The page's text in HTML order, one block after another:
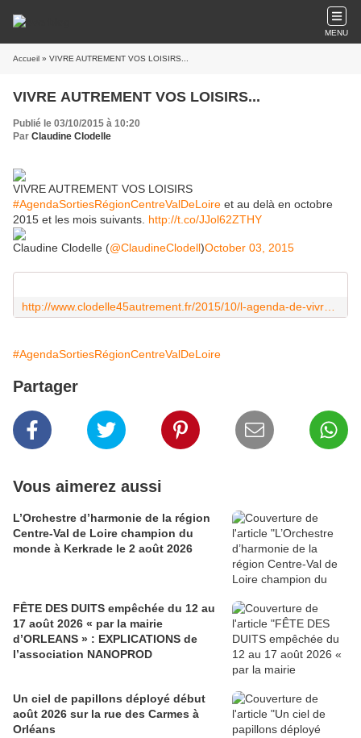
MENU
Accueil » VIVRE AUTREMENT VOS LOISIRS...
VIVRE AUTREMENT VOS LOISIRS...
Publié le 03/10/2015 à 10:20
Par Claudine Clodelle
VIVRE AUTREMENT VOS LOISIRS
#AgendaSortiesRégionCentreValDeLoire et au delà en octobre
2015 et les mois suivants. http://t.co/JJol62ZTHY
Claudine Clodelle (@ClaudineClodell)October 03, 2015
#AgendaSortiesRégionCentreValDeLoire
Partager
Vous aimerez aussi
L’Orchestre d’harmonie de la région
Centre-Val de Loire champion du
monde à Kerkrade le 2 août 2026
FÊTE DES DUITS empêchée du 12 au
17 août 2026 « par la mairie
d’ORLEANS » : EXPLICATIONS de
l’association NANOPROD
Un ciel de papillons déployé début
août 2026 sur la rue des Carmes à
Orléans